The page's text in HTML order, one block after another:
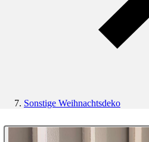
Sonstige Weihnachtsdeko